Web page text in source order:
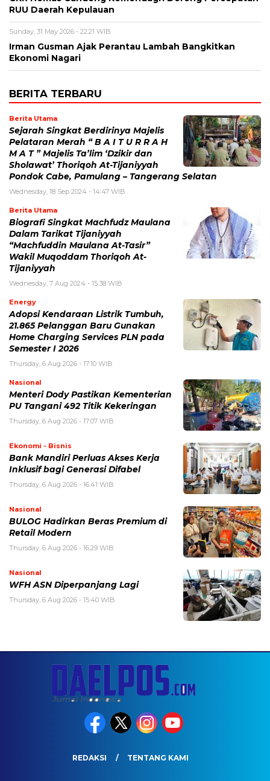
RUU Daerah Kepulauan
Sunday, 31 May 2026 - 22:21 WIB
Irman Gusman Ajak Perantau Lambah Bangkitkan
Ekonomi Nagari
BERITA TERBARU
Berita Utama
Sejarah Singkat Berdirinya Majelis
Pelataran Merah “ B A I T U R R A H
M A T ” Majelis Ta’lim ‘Dzikir dan
Sholawat’ Thoriqoh At-Tijaniyyah
Pondok Cabe, Pamulang – Tangerang Selatan
Wednesday, 18 Sep 2024 - 14:47 WIB
Berita Utama
Biografi Singkat Machfudz Maulana
Dalam Tarikat Tijaniyyah
“Machfuddin Maulana At-Tasir”
Wakil Muqoddam Thoriqoh At-
Tijaniyyah
Wednesday, 7 Aug 2024 - 15:38 WIB
Energy
Adopsi Kendaraan Listrik Tumbuh,
21.865 Pelanggan Baru Gunakan
Home Charging Services PLN pada
Semester I 2026
Thursday, 6 Aug 2026 - 17:10 WIB
Nasional
Menteri Dody Pastikan Kementerian
PU Tangani 492 Titik Kekeringan
Thursday, 6 Aug 2026 - 17:07 WIB
Ekonomi - Bisnis
Bank Mandiri Perluas Akses Kerja
Inklusif bagi Generasi Difabel
Thursday, 6 Aug 2026 - 16:41 WIB
Nasional
BULOG Hadirkan Beras Premium di
Retail Modern
Thursday, 6 Aug 2026 - 16:29 WIB
Nasional
WFH ASN Diperpanjang Lagi
Thursday, 6 Aug 2026 - 15:40 WIB
REDAKSI TENTANG KAMI